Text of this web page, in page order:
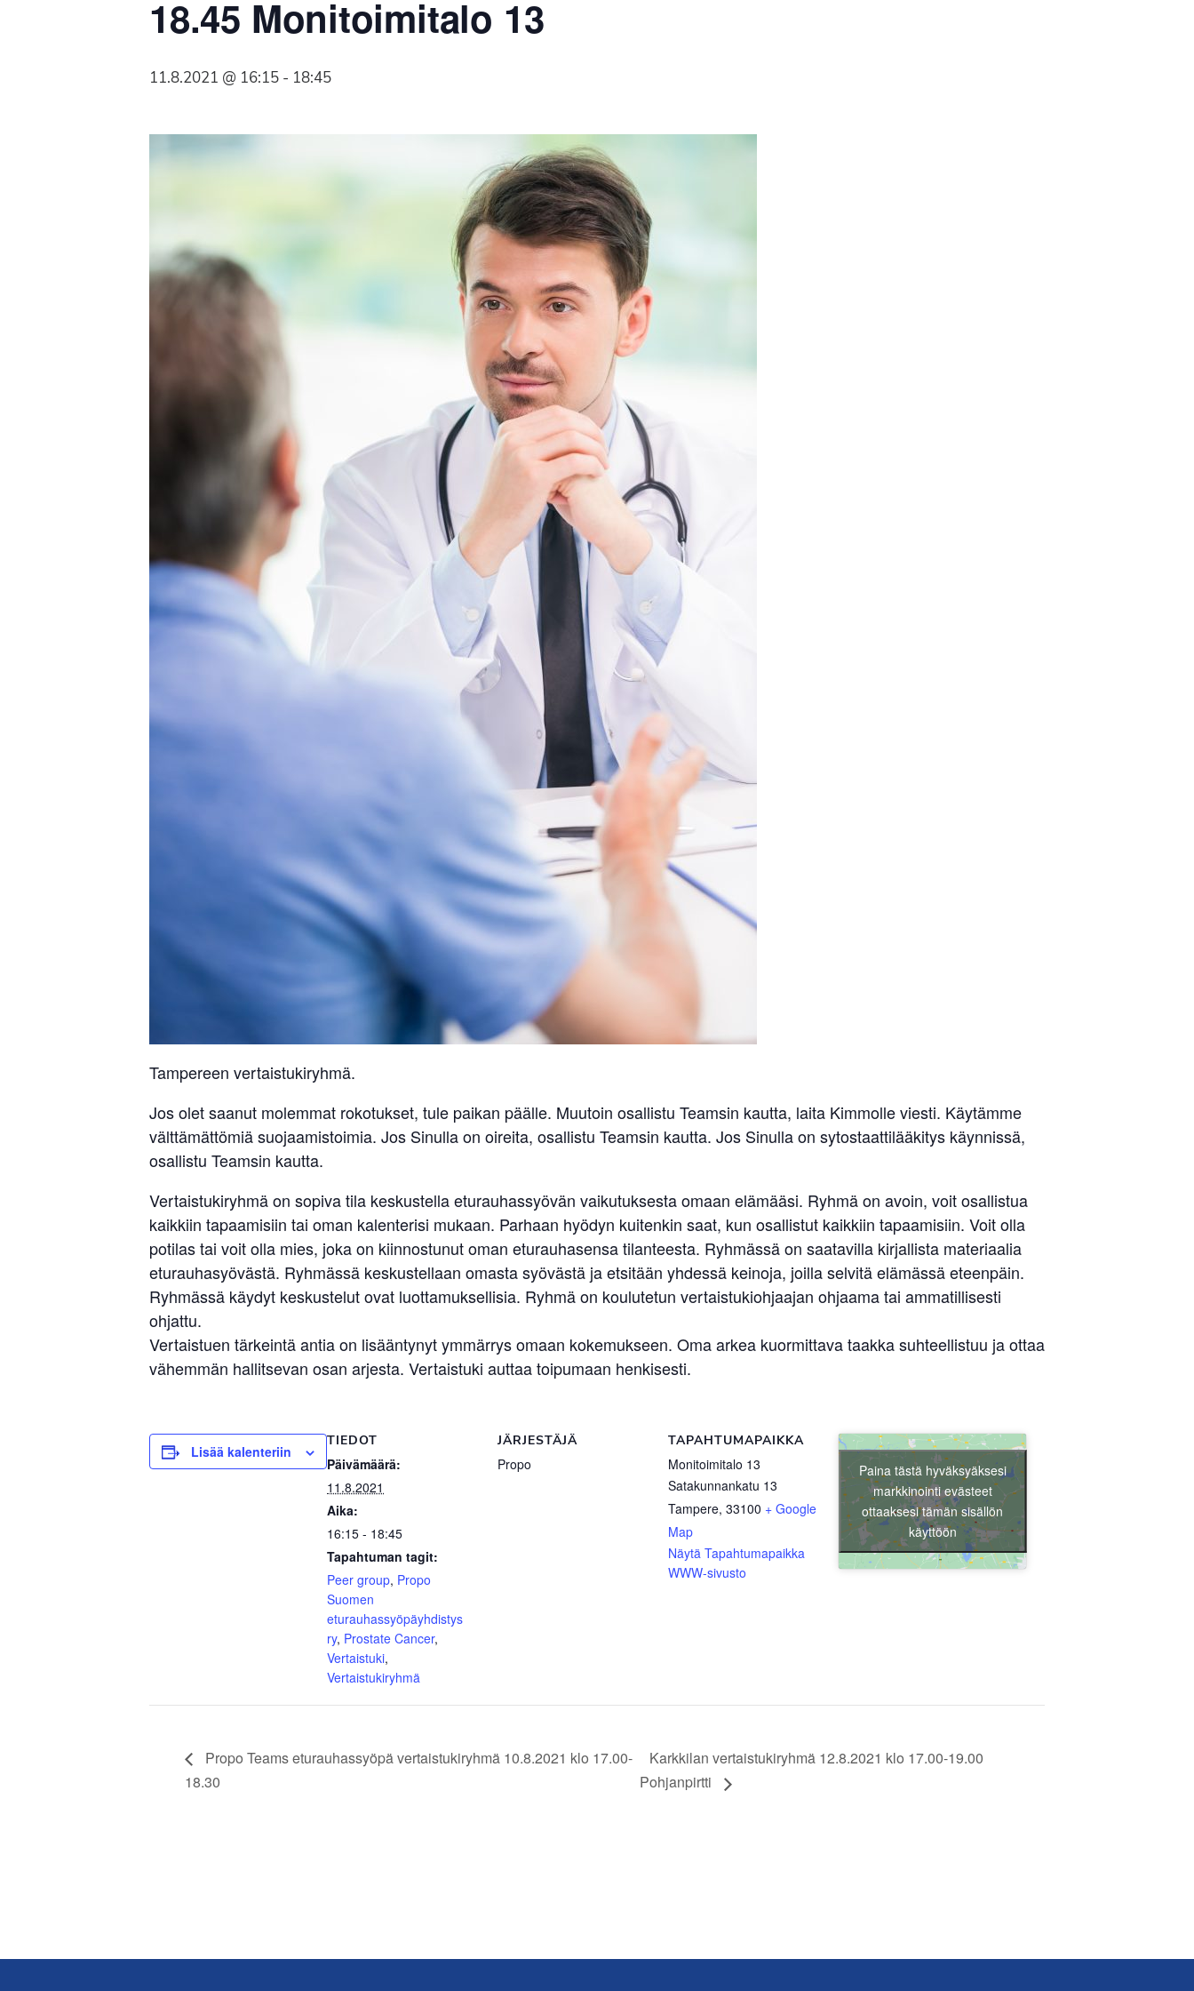
Syöpäyhdistyksen18.45 Monitoimitalo 13
11.8.2021 @ 16:15 - 18:45
Tampereen vertaistukiryhmä.
Jos olet saanut molemmat rokotukset, tule paikan päälle. Muutoin osallistu Teamsin kautta, laita Kimmolle viesti. Käytämme
välttämättömiä suojaamistoimia. Jos Sinulla on oireita, osallistu Teamsin kautta. Jos Sinulla on sytostaattilääkitys käynnissä,
osallistu Teamsin kautta.
Vertaistukiryhmä on sopiva tila keskustella eturauhassyövän vaikutuksesta omaan elämääsi. Ryhmä on avoin, voit osallistua
kaikkiin tapaamisiin tai oman kalenterisi mukaan. Parhaan hyödyn kuitenkin saat, kun osallistut kaikkiin tapaamisiin. Voit olla
potilas tai voit olla mies, joka on kiinnostunut oman eturauhasensa tilanteesta. Ryhmässä on saatavilla kirjallista materiaalia
eturauhasyövästä. Ryhmässä keskustellaan omasta syövästä ja etsitään yhdessä keinoja, joilla selvitä elämässä eteenpäin.
Ryhmässä käydyt keskustelut ovat luottamuksellisia. Ryhmä on koulutetun vertaistukiohjaajan ohjaama tai ammatillisesti
ohjattu.
Vertaistuen tärkeintä antia on lisääntynyt ymmärrys omaan kokemukseen. Oma arkea kuormittava taakka suhteellistuu ja ottaa
vähemmän hallitsevan osan arjesta. Vertaistuki auttaa toipumaan henkisesti.
Lisää kalenteriin
TIEDOT
Päivämäärä:
11.8.2021
Aika:
16:15 - 18:45
Tapahtuman tagit:
Peer group, Propo
Suomen
eturauhassyöpäyhdistys
ry, Prostate Cancer,
Vertaistuki,
Vertaistukiryhmä
JÄRJESTÄJÄ
Propo
TAPAHTUMAPAIKKA
Monitoimitalo 13
Satakunnankatu 13
Tampere, 33100 + Google
Map
Näytä Tapahtumapaikka
WWW-sivusto
Paina tästä hyväksyäksesi
markkinointi evästeet
ottaaksesi tämän sisällön
käyttöön
Propo Teams eturauhassyöpä vertaistukiryhmä 10.8.2021 klo 17.00-
18.30
Karkkilan vertaistukiryhmä 12.8.2021 klo 17.00-19.00
Pohjanpirtti